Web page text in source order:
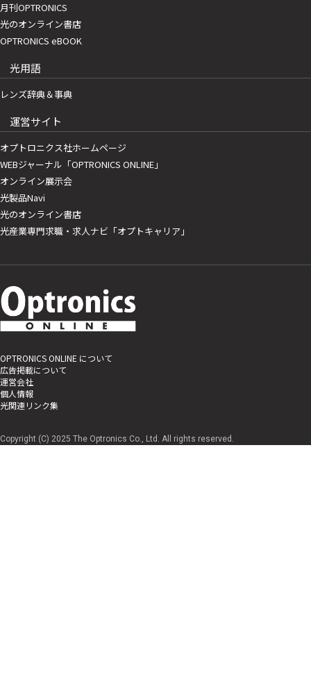
月刊OPTRONICS
光のオンライン書店
OPTRONICS eBOOK
光用語
レンズ辞典＆事典
運営サイト
オプトロニクス社ホームページ
WEBジャーナル「OPTRONICS ONLINE」
オンライン展示会
光製品Navi
光のオンライン書店
光産業専門求職・求人ナビ「オプトキャリア」
OPTRONICS ONLINE について
広告掲載について
運営会社
個人情報
光関連リンク集
Copyright (C) 2025 The Optronics Co., Ltd. All rights reserved.